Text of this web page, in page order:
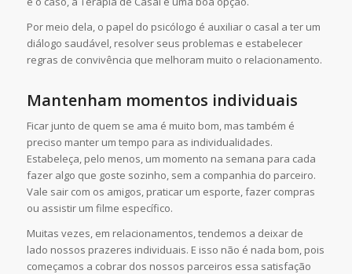
Por meio dela, o papel do psicólogo é auxiliar o casal a ter um
diálogo saudável, resolver seus problemas e estabelecer
regras de convivência que melhoram muito o relacionamento.
Mantenham momentos individuais
Ficar junto de quem se ama é muito bom, mas também é
preciso manter um tempo para as individualidades.
Estabeleça, pelo menos, um momento na semana para cada
fazer algo que goste sozinho, sem a companhia do parceiro.
Vale sair com os amigos, praticar um esporte, fazer compras
ou assistir um filme específico.
Muitas vezes, em relacionamentos, tendemos a deixar de
lado nossos prazeres individuais. E isso não é nada bom, pois
começamos a cobrar dos nossos parceiros essa satisfação